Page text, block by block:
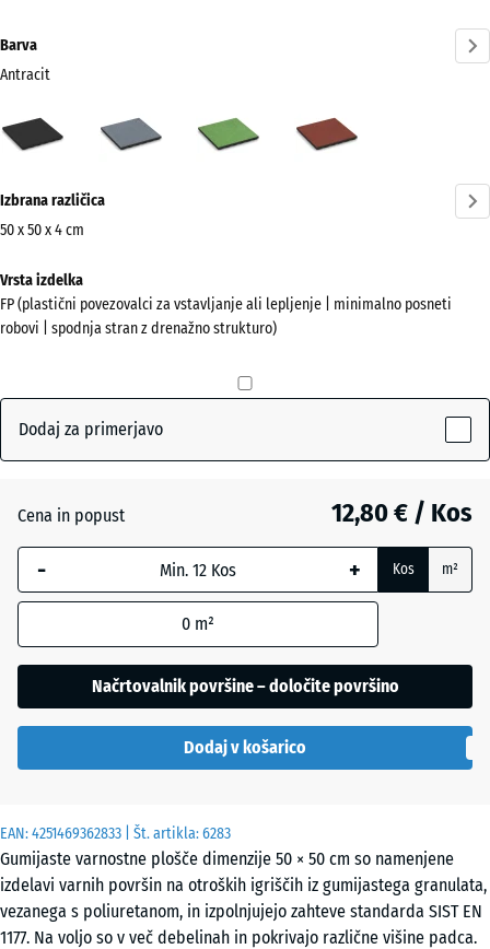
EAN:4251469362833 | Št. artikla:6283
Gumijaste varnostne plošče dimenzije 50 × 50 cm so namenjene
izdelavi varnih površin na otroških igriščih iz gumijastega granulata,
vezanega s poliuretanom, in izpolnjujejo zahteve standarda SIST EN
1177. Na voljo so v več debelinah in pokrivajo različne višine padca.
Barva
Antracit
(active)
zelena
informacij
o
Prikaži
barvno
Antracit(active)
siva
+ 0,50 €
Paradižnikovo
Izbrana različica
50 x 50 x 4 cm
Dimenzije
za
pošiljanje
500
Izbrana
dimenzija
z modrim
robom se
za
potreb
(razen če
navedeno
drugače).
50
x
Vrsta izdelka
FP (plastični povezovalci za vstavljanje ali lepljenje | minimalno posneti
robovi | spodnja stran z drenažno strukturo)
Dodaj za primerjavo
Cena in popust 12,80 € / Kos
- + Kos m²
0 m²
Načrtovalnik površine – določite površino
Dodaj v košarico